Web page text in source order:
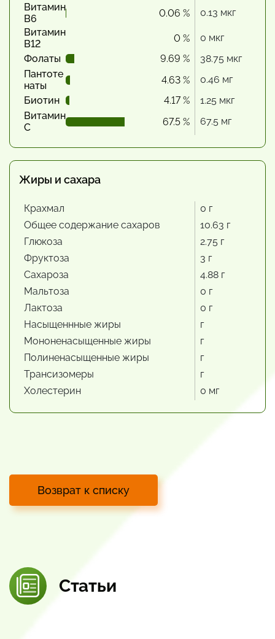
Витамин
В6
0.06 %
0.13 мкг
Витамин
В12
0 %
0 мкг
Фолаты
9.69 %
38.75 мкг
Пантоте
наты
4.63 %
0.46 мг
Биотин
4.17 %
1.25 мкг
Витамин
С
67.5 % 67.5 мг
Жиры и сахара
Крахмал
0 г
Общее содержание сахаров
10.63 г
Глюкоза
2.75 г
Фруктоза
3 г
Сахароза
4.88 г
Мальтоза
0 г
Лактоза
0 г
Насыщеннные жиры
г
Мононенасыщенные жиры
г
Полиненасыщенные жиры
г
Трансизомеры
г
Холестерин
0 мг
Возврат к списку
Статьи